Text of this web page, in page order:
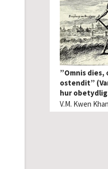
”Omnis dies,
ostendit”
hur
V.M. Kwen